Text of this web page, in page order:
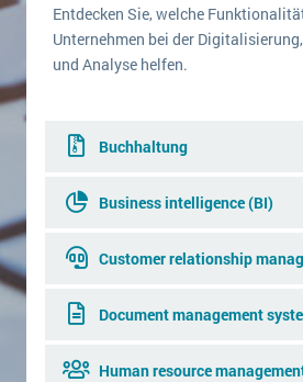
Entdecken Sie, welche
Unternehmen bei der
und Analyse helfen.
Buchhaltung
Business intelligence (BI)
Customer relationship
Document management
Human resource